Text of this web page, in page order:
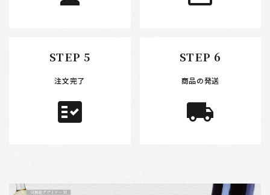
STEP 5
注文完了
fact_check
STEP 6
商品の発送
local_shipping